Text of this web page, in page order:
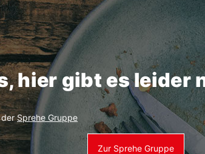
hier gibt es leider
derSprehe Gruppe
Zur Sprehe Gruppe